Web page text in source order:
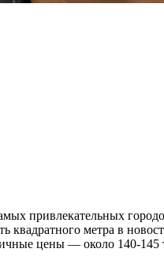
привлекательных
квадратного метра в
цены — около 140-